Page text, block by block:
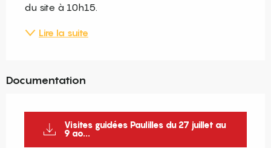
du site à 10h15.
Lire la suite
Documentation
Visites guidées Paulilles du 27 juillet au
9 ao...